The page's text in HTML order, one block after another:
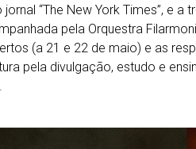
jornal “The New York Times”, e
pela Orquestra
(a 21 e 22 de maio) e as
pela divulgação, estudo e